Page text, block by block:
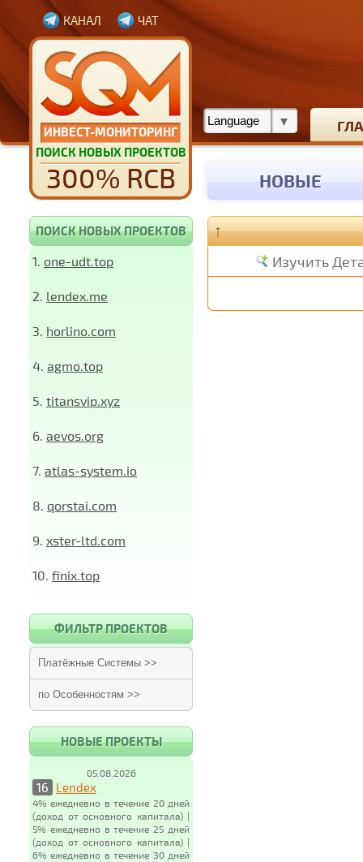
ИНВЕСТ-МОНИТОРИНГ
ПОИСК НОВЫХ ПРОЕКТОВ
300% RCB
КАНАЛ ЧАТ
НОВЫЕ
ПОИСК НОВЫХ ПРОЕКТОВ
1. one-udt.top
2. lendex.me
3. horlino.com
4. agmo.top
5. titansvip.xyz
6. aevos.org
7. atlas-system.io
8. qorstai.com
9. xster-ltd.com
10. finix.top
ФИЛЬТР ПРОЕКТОВ
Платёжные Системы >>
по Особенностям >>
НОВЫЕ ПРОЕКТЫ
05.08.2026
16 Lendex
4% ежедневно в течение 20 дней
(доход от основного капитала) |
5% ежедневно в течение 25 дней
(доход от основного капитала) |
6% ежедневно в течение 30 дней
↑
Изучить